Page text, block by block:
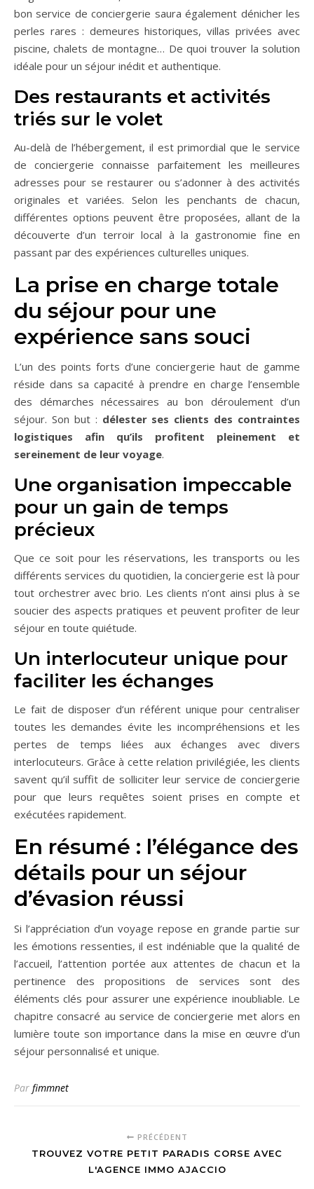
bon service de conciergerie saura également dénicher les
perles rares : demeures historiques, villas privées avec
piscine, chalets de montagne… De quoi trouver la solution
idéale pour un séjour inédit et authentique.
Des restaurants et activités
triés sur le volet
Au-delà de l’hébergement, il est primordial que le service
de conciergerie connaisse parfaitement les meilleures
adresses pour se restaurer ou s’adonner à des activités
originales et variées. Selon les penchants de chacun,
différentes options peuvent être proposées, allant de la
découverte d’un terroir local à la gastronomie fine en
passant par des expériences culturelles uniques.
La prise en charge totale
du séjour pour une
expérience sans souci
L’un des points forts d’une conciergerie haut de gamme
réside dans sa capacité à prendre en charge l’ensemble
des démarches nécessaires au bon déroulement d’un
séjour. Son but : délester ses clients des contraintes
logistiques afin qu’ils profitent pleinement et
sereinement de leur voyage.
Une organisation impeccable
pour un gain de temps
précieux
Que ce soit pour les réservations, les transports ou les
différents services du quotidien, la conciergerie est là pour
tout orchestrer avec brio. Les clients n’ont ainsi plus à se
soucier des aspects pratiques et peuvent profiter de leur
séjour en toute quiétude.
Un interlocuteur unique pour
faciliter les échanges
Le fait de disposer d’un référent unique pour centraliser
toutes les demandes évite les incompréhensions et les
pertes de temps liées aux échanges avec divers
interlocuteurs. Grâce à cette relation privilégiée, les clients
savent qu’il suffit de solliciter leur service de conciergerie
pour que leurs requêtes soient prises en compte et
exécutées rapidement.
En résumé : l’élégance des
détails pour un séjour
d’évasion réussi
Si l’appréciation d’un voyage repose en grande partie sur
les émotions ressenties, il est indéniable que la qualité de
l’accueil, l’attention portée aux attentes de chacun et la
pertinence des propositions de services sont des
éléments clés pour assurer une expérience inoubliable. Le
chapitre consacré au service de conciergerie met alors en
lumière toute son importance dans la mise en œuvre d’un
séjour personnalisé et unique.
Par fimmnet
PRÉCÉDENT
TROUVEZ VOTRE PETIT PARADIS CORSE AVEC
L'AGENCE IMMO AJACCIO